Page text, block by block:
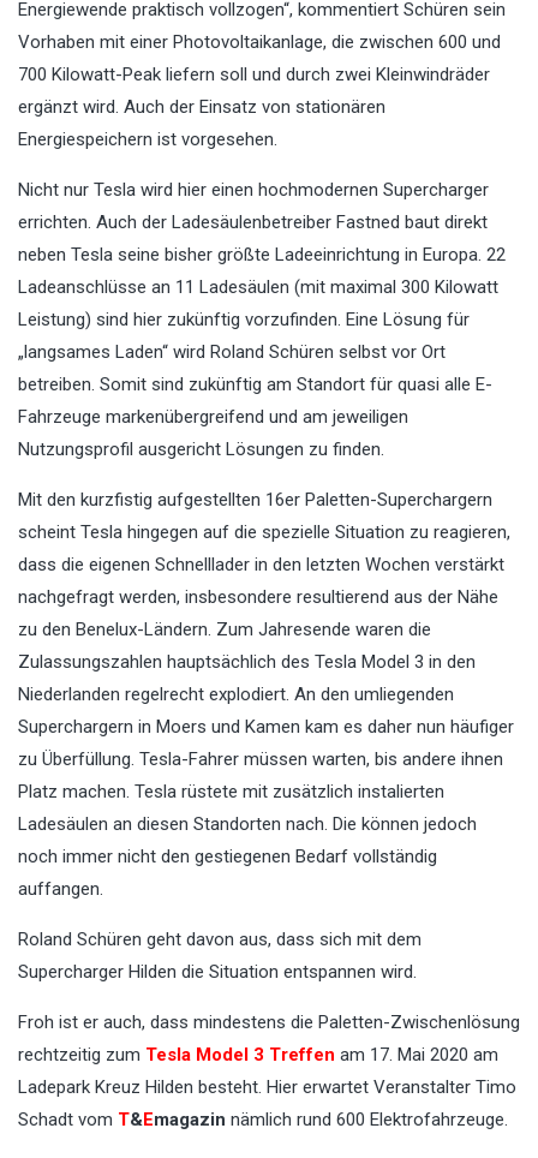
Energiewende praktisch vollzogen“, kommentiert Schüren sein
Vorhaben mit einer Photovoltaikanlage, die zwischen 600 und
700 Kilowatt-Peak liefern soll und durch zwei Kleinwindräder
ergänzt wird. Auch der Einsatz von stationären
Energiespeichern ist vorgesehen.
Nicht nur Tesla wird hier einen hochmodernen Supercharger
errichten. Auch der Ladesäulenbetreiber Fastned baut direkt
neben Tesla seine bisher größte Ladeeinrichtung in Europa. 22
Ladeanschlüsse an 11 Ladesäulen (mit maximal 300 Kilowatt
Leistung) sind hier zukünftig vorzufinden. Eine Lösung für
„langsames Laden“ wird Roland Schüren selbst vor Ort
betreiben. Somit sind zukünftig am Standort für quasi alle E-
Fahrzeuge markenübergreifend und am jeweiligen
Nutzungsprofil ausgericht Lösungen zu finden.
Mit den kurzfistig aufgestellten 16er Paletten-Superchargern
scheint Tesla hingegen auf die spezielle Situation zu reagieren,
dass die eigenen Schnelllader in den letzten Wochen verstärkt
nachgefragt werden, insbesondere resultierend aus der Nähe
zu den Benelux-Ländern. Zum Jahresende waren die
Zulassungszahlen hauptsächlich des Tesla Model 3 in den
Niederlanden regelrecht explodiert. An den umliegenden
Superchargern in Moers und Kamen kam es daher nun häufiger
zu Überfüllung. Tesla-Fahrer müssen warten, bis andere ihnen
Platz machen. Tesla rüstete mit zusätzlich instalierten
Ladesäulen an diesen Standorten nach. Die können jedoch
noch immer nicht den gestiegenen Bedarf vollständig
auffangen.
Roland Schüren geht davon aus, dass sich mit dem
Supercharger Hilden die Situation entspannen wird.
Froh ist er auch, dass mindestens die Paletten-Zwischenlösung
rechtzeitig zum Tesla Model 3 Treffen am 17. Mai 2020 am
Ladepark Kreuz Hilden besteht. Hier erwartet Veranstalter Timo
Schadt vom T&Emagazin nämlich rund 600 Elektrofahrzeuge.